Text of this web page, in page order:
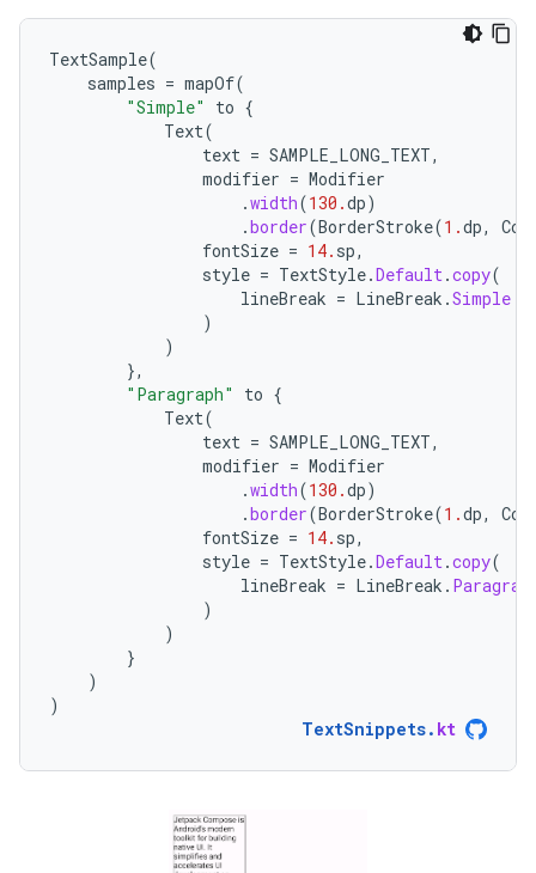
TextSample(
samples = mapOf(
"Simple"
to {
Text(
text = SAMPLE_LONG_TEXT,
modifier = Modifier
.width(130.dp)
.border(BorderStroke(1.dp,
fontSize = 14. sp,
style = TextStyle.Default .copy(
lineBreak = LineBreak .Simple
)
)
},
"Paragraph"
to {
Text(
text = SAMPLE_LONG_TEXT,
modifier = Modifier
.width(130.dp)
.border(BorderStroke(1.dp,
fontSize = 14. sp,
style = TextStyle.Default .copy(
lineBreak = LineBreak .
)
)
}
)
)
TextSnippets. kt